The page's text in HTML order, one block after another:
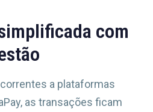
com
a plataformas
as transações ficam